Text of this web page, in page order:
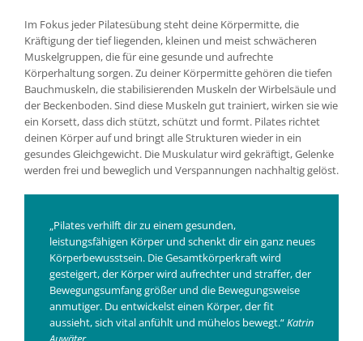
Im Fokus jeder Pilatesübung steht deine Körpermitte, die
Kräftigung der tief liegenden, kleinen und meist schwächeren
Muskelgruppen, die für eine gesunde und aufrechte
Körperhaltung sorgen. Zu deiner Körpermitte gehören die tiefen
Bauchmuskeln, die stabilisierenden Muskeln der Wirbelsäule und
der Beckenboden. Sind diese Muskeln gut trainiert, wirken sie wie
ein Korsett, dass dich stützt, schützt und formt. Pilates richtet
deinen Körper auf und bringt alle Strukturen wieder in ein
gesundes Gleichgewicht. Die Muskulatur wird gekräftigt, Gelenke
werden frei und beweglich und Verspannungen nachhaltig gelöst.
„Pilates verhilft dir zu einem gesunden,
leistungsfähigen Körper und schenkt dir ein ganz neues
Körperbewusstsein. Die Gesamtkörperkraft wird
gesteigert, der Körper wird aufrechter und straffer, der
Bewegungsumfang größer und die Bewegungsweise
anmutiger. Du entwickelst einen Körper, der fit
aussieht, sich vital anfühlt und mühelos bewegt.“Katrin